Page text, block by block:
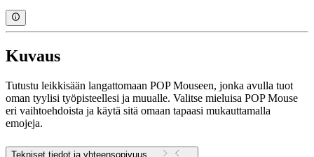
Kuvaus
Tutustu leikkisään langattomaan POP Mouseen, jonka avulla tuot
oman tyylisi työpisteellesi ja muualle. Valitse mieluisa POP Mouse
eri vaihtoehdoista ja käytä sitä omaan tapaasi mukauttamalla
emojeja.
Tekniset tiedot ja yhteensopivuus